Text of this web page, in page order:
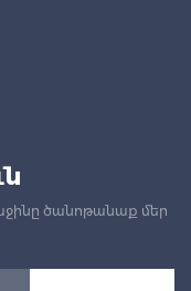
ծանոթանաք մեր